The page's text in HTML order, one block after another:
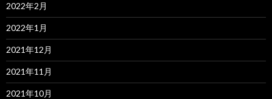
2022年2月
2022年1月
2021年12月
2021年11月
2021年10月